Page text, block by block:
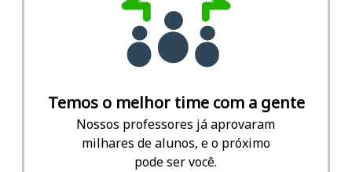
Temos o melhor time com a gente
Nossos professores já aprovaram
milhares de alunos, e o próximo
pode ser você.